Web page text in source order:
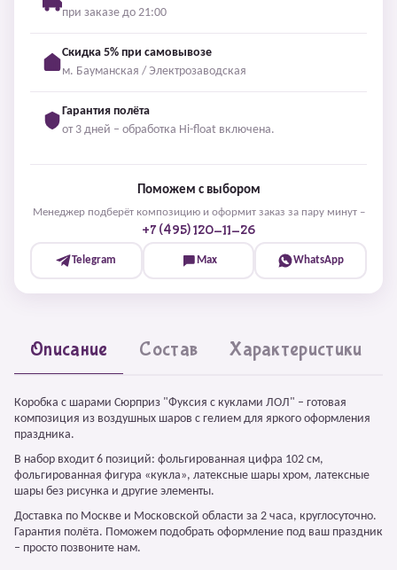
при заказе до 21:00
Скидка 5% при самовывозе
м. Бауманская / Электрозаводская
Гарантия полёта
от 3 дней – обработка Hi-float включена.
Поможем с выбором
Менеджер подберёт композицию и оформит заказ за пару минут –
+7 (495) 120-11-26
Telegram Max WhatsApp
Описание Состав Характеристики
Коробка с шарами Сюрприз "Фуксия с куклами ЛОЛ" – готовая
композиция из воздушных шаров с гелием для яркого оформления
праздника.
В набор входит 6 позиций: фольгированная цифра 102 см,
фольгированная фигура «кукла», латексные шары хром, латексные
шары без рисунка и другие элементы.
Доставка по Москве и Московской области за 2 часа, круглосуточно.
Гарантия полёта. Поможем подобрать оформление под ваш праздник
– просто позвоните нам.